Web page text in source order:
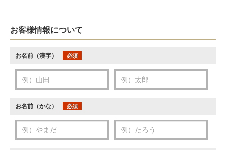
お客様情報について
お名前（漢字） 必須
お名前（かな） 必須